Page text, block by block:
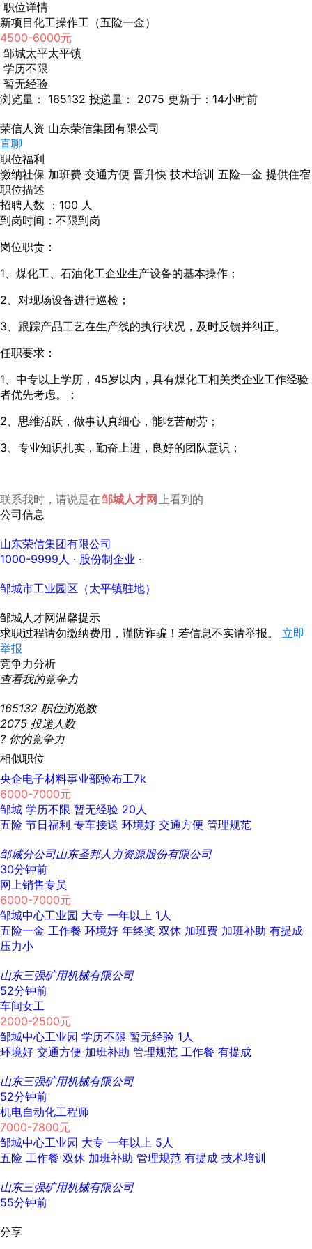
职位详情
新项目化工操作工（五险一金）
4500-6000元
邹城太平太平镇
学历不限
暂无经验
浏览量： 165132 投递量： 2075 更新于：14小时前
荣信人资 山东荣信集团有限公司
直聊
职位福利
缴纳社保 加班费 交通方便 晋升快 技术培训 五险一金 提供住宿
职位描述
招聘人数 ：100 人
到岗时间：不限到岗
岗位职责：
1、煤化工、石油化工企业生产设备的基本操作；
2、对现场设备进行巡检；
3、跟踪产品工艺在生产线的执行状况，及时反馈并纠正。
任职要求：
1、中专以上学历，45岁以内，具有煤化工相关类企业工作经验
者优先考虑。；
2、思维活跃，做事认真细心，能吃苦耐劳；
3、专业知识扎实，勤奋上进，良好的团队意识；
联系我时，请说是在邹城人才网 上看到的
公司信息
山东荣信集团有限公司
1000-9999人 · 股份制企业 ·
邹城市工业园区（太平镇驻地）
邹城人才网温馨提示
求职过程请勿缴纳费用，谨防诈骗！若信息不实请举报。 立即
举报
竞争力分析
查看我的竞争力
165132 职位浏览数
2075 投递人数
? 你的竞争力
相似职位
央企电子材料事业部验布工7k
6000-7000元
邹城 学历不限 暂无经验 20人
五险 节日福利 专车接送 环境好 交通方便 管理规范
邹城分公司山东圣邦人力资源股份有限公司
30分钟前
网上销售专员
6000-7000元
邹城中心工业园 大专 一年以上 1人
五险一金 工作餐 环境好 年终奖 双休 加班费 加班补助 有提成
压力小
山东三强矿用机械有限公司
52分钟前
车间女工
2000-2500元
邹城中心工业园 学历不限 暂无经验 1人
环境好 交通方便 加班补助 管理规范 工作餐 有提成
山东三强矿用机械有限公司
52分钟前
机电自动化工程师
7000-7800元
邹城中心工业园 大专 一年以上 5人
五险 工作餐 双休 加班补助 管理规范 有提成 技术培训
山东三强矿用机械有限公司
55分钟前
分享